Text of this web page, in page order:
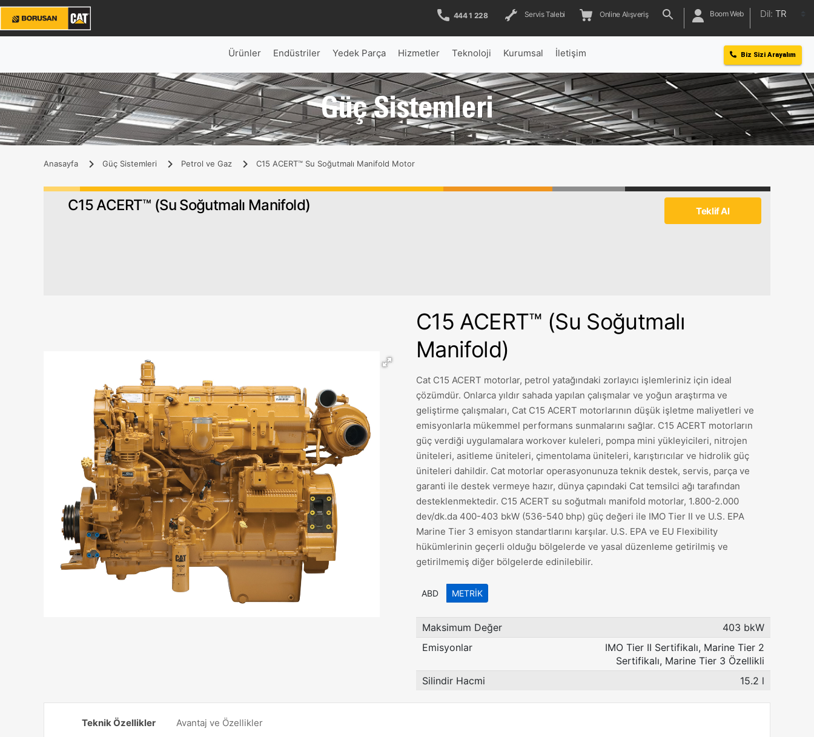
444 1 228 Servis Talebi Online Alışveriş Boom Web Dil: TR
Ürünler Endüstriler Yedek Parça Hizmetler Teknoloji Kurumsal İletişim Biz Sizi Arayalım
Güç Sistemleri
Anasayfa Güç Sistemleri Petrol ve Gaz C15 ACERT™ Su Soğutmalı Manifold Motor
C15 ACERT™ (Su Soğutmalı Manifold) Teklif Al
C15 ACERT™ (Su Soğutmalı
Manifold)
Cat C15 ACERT motorlar, petrol yatağındaki zorlayıcı işlemleriniz için ideal
çözümdür. Onlarca yıldır sahada yapılan çalışmalar ve yoğun araştırma ve
geliştirme çalışmaları, Cat C15 ACERT motorlarının düşük işletme maliyetleri ve
emisyonlarla mükemmel performans sunmalarını sağlar. C15 ACERT motorların
güç verdiği uygulamalara workover kuleleri, pompa mini yükleyicileri, nitrojen
üniteleri, asitleme üniteleri, çimentolama üniteleri, karıştırıcılar ve hidrolik güç
üniteleri dahildir. Cat motorlar operasyonunuza teknik destek, servis, parça ve
garanti ile destek vermeye hazır, dünya çapındaki Cat temsilci ağı tarafından
desteklenmektedir. C15 ACERT su soğutmalı manifold motorlar, 1.800-2.000
dev/dk.da 400-403 bkW (536-540 bhp) güç değeri ile IMO Tier II ve U.S. EPA
Marine Tier 3 emisyon standartlarını karşılar. U.S. EPA ve EU Flexibility
hükümlerinin geçerli olduğu bölgelerde ve yasal düzenleme getirilmiş ve
getirilmemiş diğer bölgelerde edinilebilir.
ABD METRIK
Maksimum Değer
403 bkW
Emisyonlar
IMO Tier II Sertifikalı, Marine Tier 2
Sertifikalı, Marine Tier 3 Özellikli
Silindir Hacmi
15.2 l
Teknik Özellikler Avantaj ve Özellikler